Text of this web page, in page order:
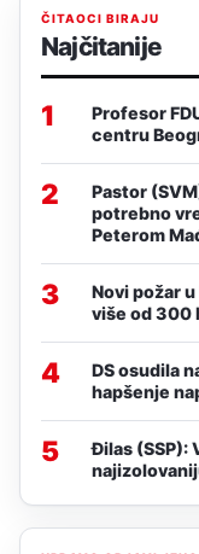
ČITAOCI BIRAJU
Najčitanije
1
Profesor
centru
2
Pastor
potrebno
Peterom
3
Novi požar
više od 300
4
DS osudila
hapšenje
5
Đilas (SSP):